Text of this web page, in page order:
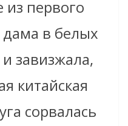
из первого
дама в белых
завизжала,
китайская
сорвалась